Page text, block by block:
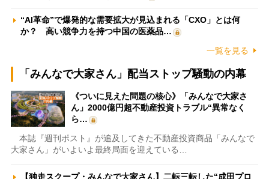
“AI革命”で爆発的な需要拡大が見込まれる「CXO」とは何
か？ 高い競争力を持つ中国の医薬品…
一覧を見る
「みんなで大家さん」配当ストップ騒動の内幕
《ついに見えた問題の核心》「みんなで大家さ
ん」2000億円超不動産投資トラブル“異常なく
ら…
本誌『週刊ポスト』が追及してきた不動産投資商品「みんなで
大家さん」がいよいよ最終局面を迎えている…
【独走スクープ・みんなで大家さん】二転三転した“成田プロ